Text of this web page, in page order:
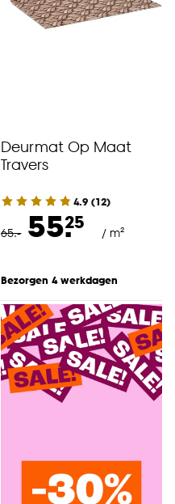
Deurmat Op Maat
Travers
4.9 (12)
65.- 55.25
/ m²
Bezorgen 4 werkdagen